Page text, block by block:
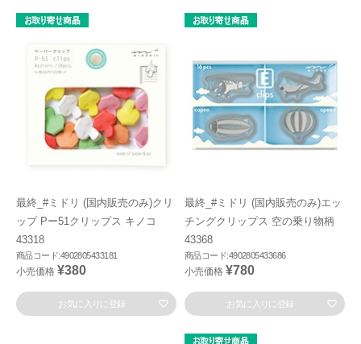
最終_#ミドリ (国内販売のみ)クリ
ップ Pー51クリップス キノコ
43318
商品コード:4902805433181
小売価格 ¥380
お気に入りに登録
最終_#ミドリ (国内販売のみ)エッ
チングクリップス 空の乗り物柄
43368
商品コード:4902805433686
小売価格 ¥780
お気に入りに登録